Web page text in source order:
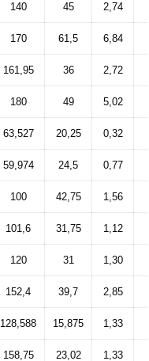
140 45 2,74
170 61,5 6,84
161,95 36 2,72
180 49 5,02
63,527 20,25 0,32
59,974 24,5 0,77
100 42,75 1,56
101,6 31,75 1,12
120 31 1,30
152,4 39,7 2,85
128,588 15,875 1,33
158,75 23,02 1,33